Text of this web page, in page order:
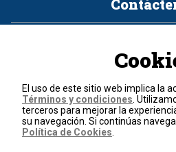
Política de
Términos y
© 2026, RCN
Todos los derechos
El uso de este sitio web implica la
Términos y condiciones .
terceros para mejorar la
su navegación. Si continúas
Política de Cookies